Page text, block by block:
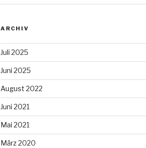
ARCHIV
Juli 2025
Juni 2025
August 2022
Juni 2021
Mai 2021
März 2020